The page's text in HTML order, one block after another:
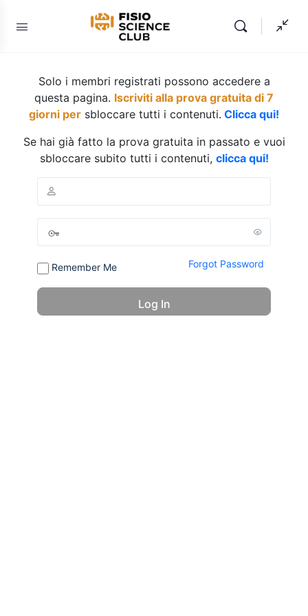
Solo i membri registrati possono accedere a
questa pagina. Iscriviti alla prova gratuita di 7
giorni per sbloccare tutti i contenuti. Clicca qui!
Se hai già fatto la prova gratuita in passato e vuoi
sbloccare subito tutti i contenuti, clicca qui!
Remember Me Forgot Password